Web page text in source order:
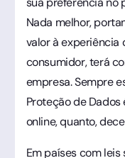
Nada melhor,
valor à experiência
consumidor, terá
empresa. Sempre
Proteção de
online, quanto,
Em países com leis